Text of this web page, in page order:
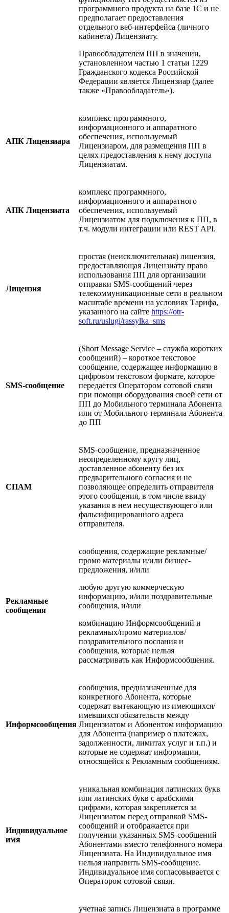
программного продукта на базе 1С и не
предполагает предоставления
отдельного веб-интерфейса (личного
кабинета) Лицензиату.
Правообладателем ПП в значении,
установленном частью 1 статьи 1229
Гражданского кодекса Российской
Федерации является Лицензиар (далее
также «Правообладатель»).
АПК Лицензиара
комплекс программного,
информационного и аппаратного
обеспечения, используемый
Лицензиаром, для размещения ПП в
целях предоставления к нему доступа
Лицензиатам.
АПК Лицензиата
комплекс программного,
информационного и аппаратного
обеспечения, используемый
Лицензиатом для подключения к ПП, в
т.ч. модули интеграции или REST API.
Лицензия
простая (неисключительная) лицензия,
предоставляющая Лицензиату право
использования ПП для организации
отправки SMS-сообщений через
телекоммуникационные сети в реальном
масштабе времени на условиях Тарифа,
указанного на сайте https://otr-
soft.ru/uslugi/rassylka_sms
SMS-сообщение
(Short Message Service – служба коротких
сообщений) – короткое текстовое
сообщение, содержащее информацию в
цифровом текстовом формате, которое
передается Оператором сотовой связи
при помощи оборудования своей сети от
ПП до Мобильного терминала Абонента
или от Мобильного терминала Абонента
до ПП
СПАМ
SMS-сообщение, предназначенное
неопределенному кругу лиц,
доставленное абоненту без их
предварительного согласия и не
позволяющее определить отправителя
этого сообщения, в том числе ввиду
указания в нем несуществующего или
фальсифицированного адреса
отправителя.
Рекламные
сообщения
сообщения, содержащие рекламные/
промо материалы и/или бизнес-
предложения, и/или
любую другую коммерческую
информацию, и/или поздравительные
сообщения, и/или
комбинацию Информсообщений и
рекламных/промо материалов/
поздравительного послания и
сообщения, которые нельзя
рассматривать как Информсообщения.
Информсообщения
сообщения, предназначенные для
конкретного Абонента, которые
содержат вытекающую из имеющихся/
имевшихся обязательств между
Лицензиатом и Абонентом информацию
для Абонента (например о платежах,
задолженности, лимитах услуг и т.п.) и
которые не содержат информации,
относящейся к Рекламным сообщениям.
Индивидуальное
имя
уникальная комбинация латинских букв
или латинских букв с арабскими
цифрами, которая закрепляется за
Лицензиатом перед отправкой SMS-
сообщений и отображается при
получении указанных SMS-сообщений
Абонентами вместо телефонного номера
Лицензиата. На Индивидуальное имя
нельзя направить SMS-сообщение.
Индивидуальное имя согласовывается с
Оператором сотовой связи.
учетная запись Лицензиата в программе